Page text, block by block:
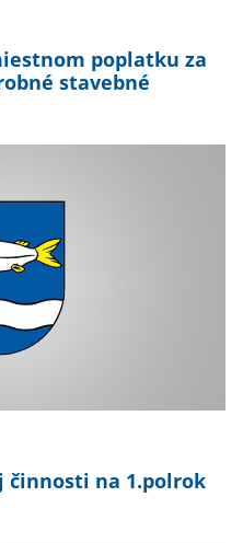
poplatku za
stavebné
na 1.polrok